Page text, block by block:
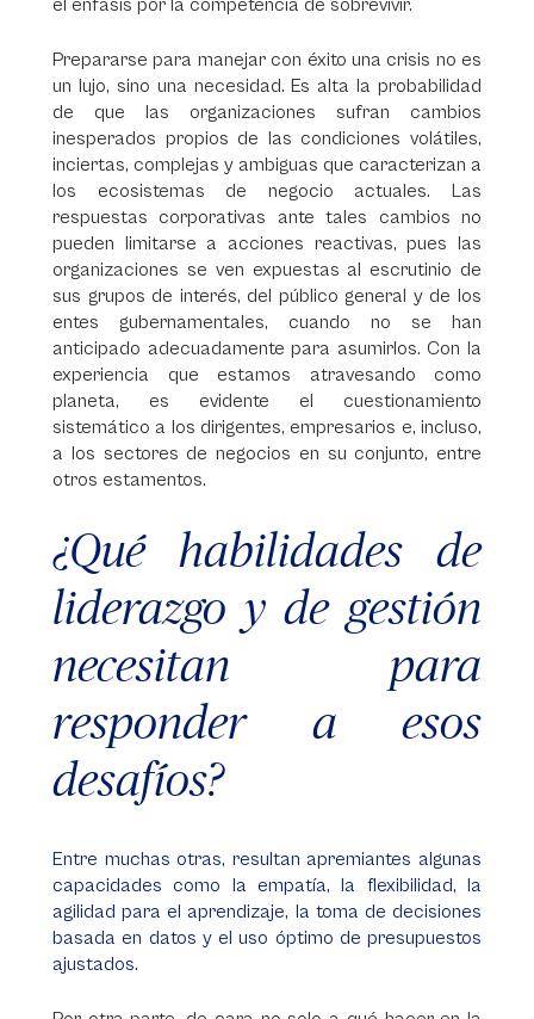
el énfasis por la competencia de sobrevivir.
Prepararse para manejar con éxito una crisis no es
un lujo, sino una necesidad. Es alta la probabilidad
de que las organizaciones sufran cambios
inesperados propios de las condiciones volátiles,
inciertas, complejas y ambiguas que caracterizan a
los ecosistemas de negocio actuales. Las
respuestas corporativas ante tales cambios no
pueden limitarse a acciones reactivas, pues las
organizaciones se ven expuestas al escrutinio de
sus grupos de interés, del público general y de los
entes gubernamentales, cuando no se han
anticipado adecuadamente para asumirlos. Con la
experiencia que estamos atravesando como
planeta, es evidente el cuestionamiento
sistemático a los dirigentes, empresarios e, incluso,
a los sectores de negocios en su conjunto, entre
otros estamentos.
¿Qué habilidades de
liderazgo y de gestión
necesitan para
responder a esos
desafíos?
Entre muchas otras, resultan apremiantes algunas
capacidades como la empatía, la flexibilidad, la
agilidad para el aprendizaje, la toma de decisiones
basada en datos y el uso óptimo de presupuestos
ajustados.